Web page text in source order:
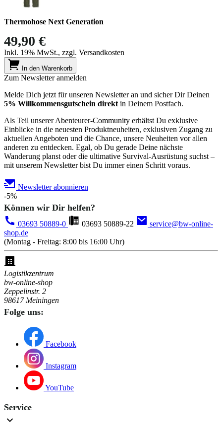
Thermohose Next Generation
49,90 €
Inkl. 19% MwSt., zzgl. Versandkosten
In den Warenkorb
Zum Newsletter anmelden
Melde Dich jetzt für unseren Newsletter an und sicher Dir Deinen
5% Willkommensgutschein direkt in Deinem Postfach.
Als Teil unserer Abenteurer-Community erhältst Du exklusive
Einblicke in die neuesten Produktneuheiten, exklusiven Zugang zu
aktuellen Angeboten und die Chance, unsere Neuheiten vor allen
anderen zu entdecken. Egal, ob Du gerade Deine nächste
Wanderung planst oder die ultimative Survival-Ausrüstung suchst –
mit unserem Newsletter bist Du immer einen Schritt voraus.
Newsletter abonnieren
-5%
Können wir Dir helfen?
03693 50889-0 03693 50889-22
service@bw-online-
shop.de
(Montag - Freitag: 8:00 bis 16:00 Uhr)
Logistikzentrum
bw-online-shop
Zeppelinstr. 2
98617 Meiningen
Folge uns:
Facebook
Instagram
YouTube
Service